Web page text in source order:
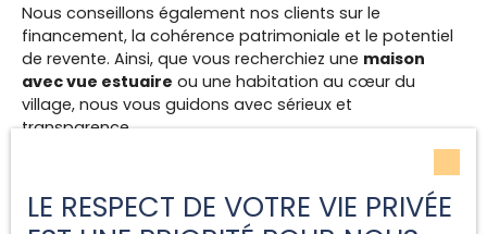
Nous conseillons également nos clients sur le
financement, la cohérence patrimoniale et le potentiel
de revente. Ainsi, que vous recherchiez une maison
avec vue estuaire ou une habitation au cœur du
village, nous vous guidons avec sérieux et
transparence.
LE RESPECT DE VOTRE VIE PRIVÉE